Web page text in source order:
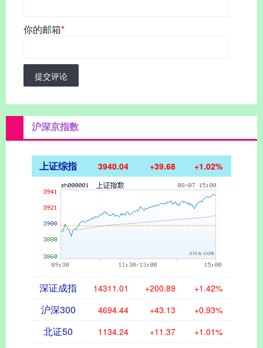
你的邮箱*
提交评论
沪深京指数
上证综指 3940.04 +39.68 +1.02%
深证成指 14311.01 +200.89 +1.42%
沪深300 4694.44 +43.13 +0.93%
北证50 1134.24 +11.37 +1.01%